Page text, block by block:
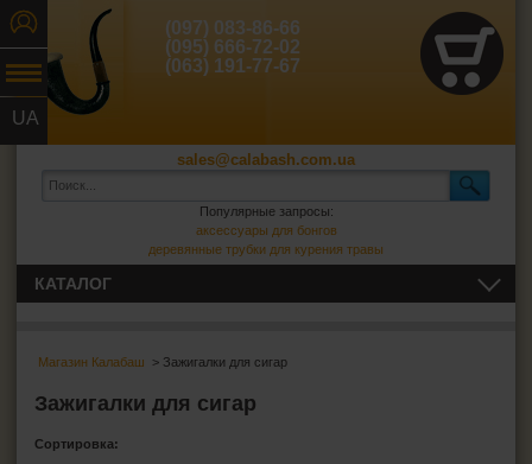
UA
(097) 083-86-66
(095) 666-72-02
(063) 191-77-67
sales@calabash.com.ua
Популярные запросы:
аксессуары для бонгов
деревянные трубки для курения травы
Магазин Калабаш > Зажигалки для сигар
Зажигалки для сигар
Сортировка:
КАТАЛОГ
Пепельницы для сигар
Зажигалки для сигар